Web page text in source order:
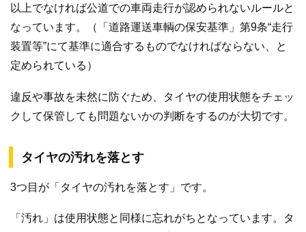
以上でなければ公道での車両走行が認められないルールと
なっています。（「道路運送車輌の保安基準」第9条“走行
装置等”にて基準に適合するものでなければならない、と
定められている）
違反や事故を未然に防ぐため、タイヤの使用状態をチェッ
クして保管しても問題ないかの判断をするのが大切です。
タイヤの汚れを落とす
3つ目が「タイヤの汚れを落とす」です。
「汚れ」は使用状態と同様に忘れがちとなっています。タ